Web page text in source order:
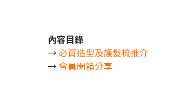
內容目錄
→ 必買造型及護髮梳推介
→ 會員開箱分享